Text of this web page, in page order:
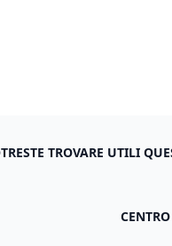
TROVARE UTILI